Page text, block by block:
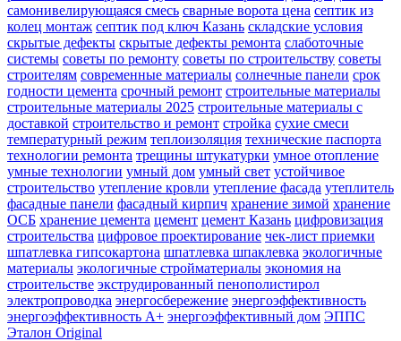
самонивелирующаяся смесь сварные ворота цена септик из
колец монтаж септик под ключ Казань складские условия
скрытые дефекты скрытые дефекты ремонта слаботочные
системы советы по ремонту советы по строительству советы
строителям современные материалы солнечные панели срок
годности цемента срочный ремонт строительные материалы
строительные материалы 2025 строительные материалы с
доставкой строительство и ремонт стройка сухие смеси
температурный режим теплоизоляция технические паспорта
технологии ремонта трещины штукатурки умное отопление
умные технологии умный дом умный свет устойчивое
строительство утепление кровли утепление фасада утеплитель
фасадные панели фасадный кирпич хранение зимой хранение
ОСБ хранение цемента цемент цемент Казань цифровизация
строительства цифровое проектирование чек-лист приемки
шпатлевка гипсокартона шпатлевка шпаклевка экологичные
материалы экологичные стройматериалы экономия на
строительстве экструдированный пенополистирол
электропроводка энергосбережение энергоэффективность
энергоэффективность А+ энергоэффективный дом ЭППС
Эталон Original